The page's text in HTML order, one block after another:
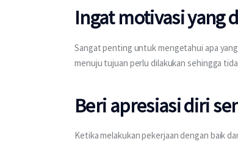
Ingat motivasi yang
Sangat penting untuk mengetahui apa
menuju tujuan perlu dilakukan sehingga
Beri apresiasi diri
Ketika melakukan pekerjaan dengan baik